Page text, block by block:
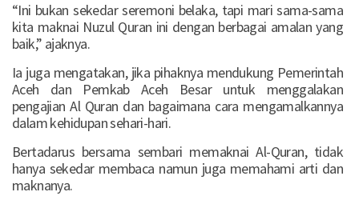
“Ini bukan sekedar seremoni belaka, tapi mari sama-sama
kita maknai Nuzul Quran ini dengan berbagai amalan yang
baik,” ajaknya.
Ia juga mengatakan, jika pihaknya mendukung Pemerintah
Aceh dan Pemkab Aceh Besar untuk menggalakan
pengajian Al Quran dan bagaimana cara mengamalkannya
dalam kehidupan sehari-hari.
Bertadarus bersama sembari memaknai Al-Quran, tidak
hanya sekedar membaca namun juga memahami arti dan
maknanya.